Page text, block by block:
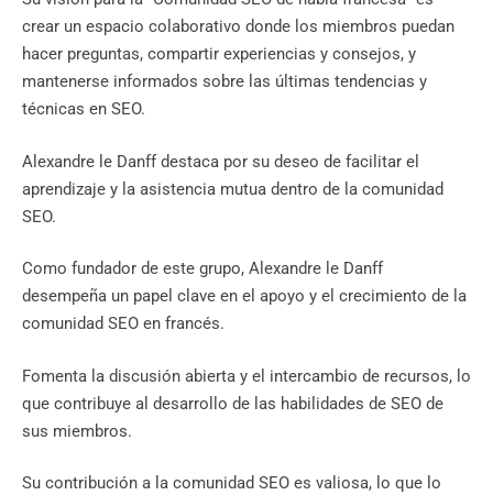
crear un espacio colaborativo donde los miembros puedan
hacer preguntas, compartir experiencias y consejos, y
mantenerse informados sobre las últimas tendencias y
técnicas en SEO.
Alexandre le Danff destaca por su deseo de facilitar el
aprendizaje y la asistencia mutua dentro de la comunidad
SEO.
Como fundador de este grupo, Alexandre le Danff
desempeña un papel clave en el apoyo y el crecimiento de la
comunidad SEO en francés.
Fomenta la discusión abierta y el intercambio de recursos, lo
que contribuye al desarrollo de las habilidades de SEO de
sus miembros.
Su contribución a la comunidad SEO es valiosa, lo que lo